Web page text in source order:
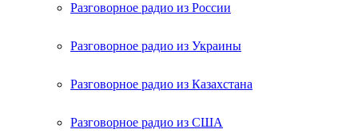
Разговорное радио из России
Разговорное радио из Украины
Разговорное радио из Казахстана
Разговорное радио из США